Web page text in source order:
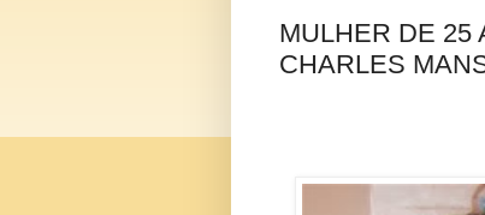
MULHER DE 25
CHARLES